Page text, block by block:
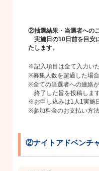
②抽選結果・当選者へのご
実施日の10日前を目安
たします。
※記入項目は全て入力い
※募集人数を超過した場
※全ての当選者への連絡
終了した旨を投稿しま
※お申し込みは1人1実施
※参加料金のお支払い方
②ナイトアドベンチ